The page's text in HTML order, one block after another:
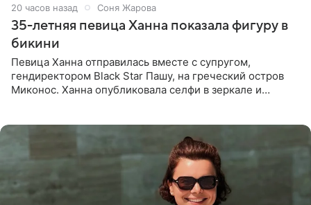
20 часов назад Соня Жарова
35-летняя певица Ханна показала фигуру в
бикини
Певица Ханна отправилась вместе с супругом,
гендиректором Black Star Пашу, на греческий остров
Миконос. Ханна опубликовала селфи в зеркале и